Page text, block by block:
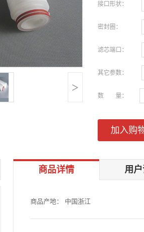
>
接口形状：
密封圈：
滤芯端口：
其它参数：
数 量：
加入购
商品详情 用
商品产地： 中国浙江